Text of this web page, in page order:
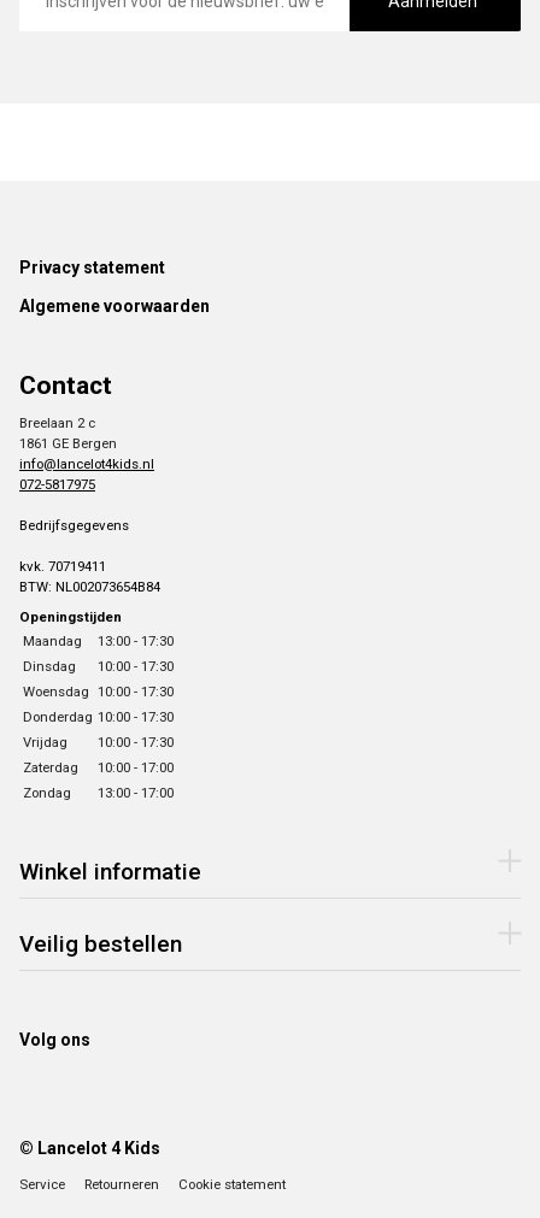
Footer
Privacy statement
Algemene voorwaarden
Contact
Breelaan 2 c
1861 GE Bergen
info@lancelot4kids.nl
072-5817975
Bedrijfsgegevens
kvk. 70719411
BTW: NL002073654B84
Openingstijden
Maandag
13:00 - 17:30
Dinsdag
10:00 - 17:30
Woensdag 10:00 - 17:30
Donderdag 10:00 - 17:30
Vrijdag
10:00 - 17:30
Zaterdag
10:00 - 17:00
Zondag
13:00 - 17:00
Winkel informatie
Veilig bestellen
Volg ons
© Lancelot 4 Kids
Service Retourneren Cookie statement